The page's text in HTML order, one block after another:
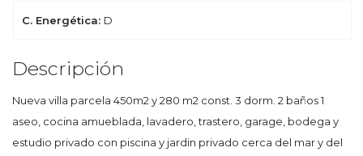
C. Energética: D
Descripción
Nueva villa parcela 450m2 y 280 m2 const. 3 dorm. 2 baños 1
aseo, cocina amueblada, lavadero, trastero, garage, bodega y
estudio privado con piscina y jardin privado cerca del mar y del